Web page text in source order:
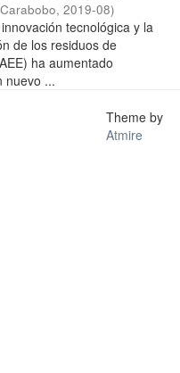
, 2019-08)
tecnológica y la
de los residuos de
ha aumentado
nuevo ...
Theme by
Atmire